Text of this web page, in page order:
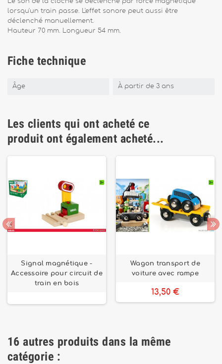
lorsqu'un train passe. L'effet sonore peut aussi être
déclenché manuellement.
Hauteur 70 mm. Longueur 54 mm.
Fiche technique
Âge À partir de 3 ans
Les clients qui ont acheté ce
produit ont également acheté...
Signal magnétique -
Accessoire pour circuit de
train en bois
Wagon transport de
voiture avec rampe
13,50 €
16 autres produits dans la même
catégorie :